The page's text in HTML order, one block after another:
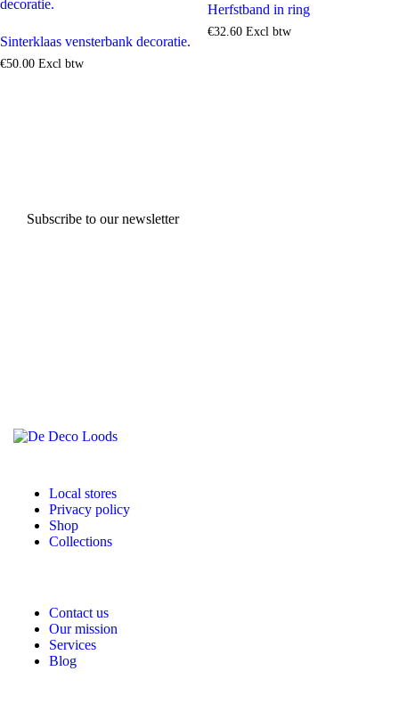
Sinterklaas vensterbank decoratie.
€50 00 Excl btw
Herfstband in ring
€32 60 Excl btw
Subscribe to our newsletter
Local stores
Privacy policy
Shop
Collections
Contact us
Our mission
Services
Blog